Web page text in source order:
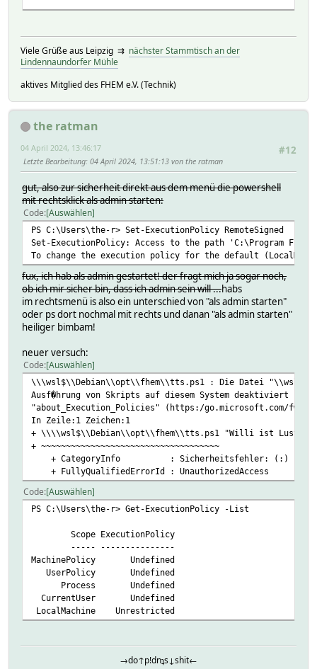
Viele Grüße aus Leipzig ⇉ nächster Stammtisch an der
Lindennaundorfer Mühle
aktives Mitglied des FHEM e.V. (Technik)
the ratman
#12
04 April 2024, 13:46:17
Letzte Bearbeitung: 04 April 2024, 13:51:13 von the ratman
gut, also zur sicherheit direkt aus dem menü die powershell
mit rechtsklick als admin starten:
Code Auswählen
PS C:\Users\the-r> Set-ExecutionPolicy RemoteSigned
Set-ExecutionPolicy: Access to the path 'C:\Program
To change the execution policy for the default
fux, ich hab als admin gestartet! der fragt mich ja sogar noch,
ob ich mir sicher bin, dass ich admin sein will ...habs
im rechtsmenü is also ein unterschied von "als admin starten"
oder ps dort nochmal mit rechts und danan "als admin starten"
heiliger bimbam!
neuer versuch:
Code Auswählen
\\\wsl$\\Debian\\opt\\fhem\\tts.ps1 : Die Datei
Ausf�hrung von Skripts auf diesem System deaktiviert
"about_Execution_Policies" (https:/go.microsoft.com/
In Zeile:1 Zeichen:1
+ \\\\wsl$\\Debian\\opt\\fhem\\tts.ps1 "Willi ist Lustig"
+ ~~~~~~~~~~~~~~~~~~~~~~~~~~~~~~~~~~~~
+ CategoryInfo : Sicherheitsfehler: (:) [],
+ FullyQualifiedErrorId : UnauthorizedAccess
Code Auswählen
PS C:\Users\the-r> Get-ExecutionPolicy -List
Scope ExecutionPolicy
----- ---------------
MachinePolicy Undefined
UserPolicy Undefined
Process Undefined
CurrentUser Undefined
LocalMachine Unrestricted
→do↑p!dnʇs↓shit←